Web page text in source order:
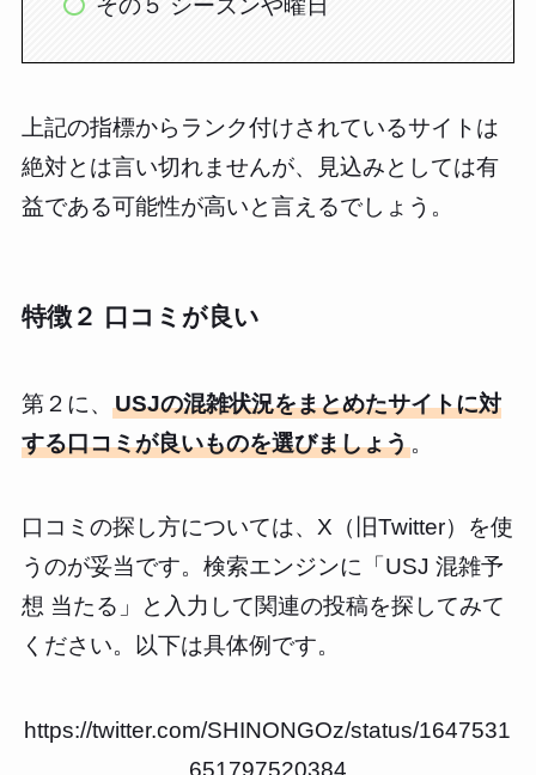
その５ シーズンや曜日
上記の指標からランク付けされているサイトは
絶対とは言い切れませんが、見込みとしては有
益である可能性が高いと言えるでしょう。
特徴２ 口コミが良い
第２に、 USJの混雑状況をまとめたサイトに対
する口コミが良いものを選びましょう。
口コミの探し方については、X（旧Twitter）を使
うのが妥当です。検索エンジンに「USJ 混雑予
想 当たる」と入力して関連の投稿を探してみて
ください。以下は具体例です。
https://twitter.com/SHINONGOz/status/1647531
651797520384